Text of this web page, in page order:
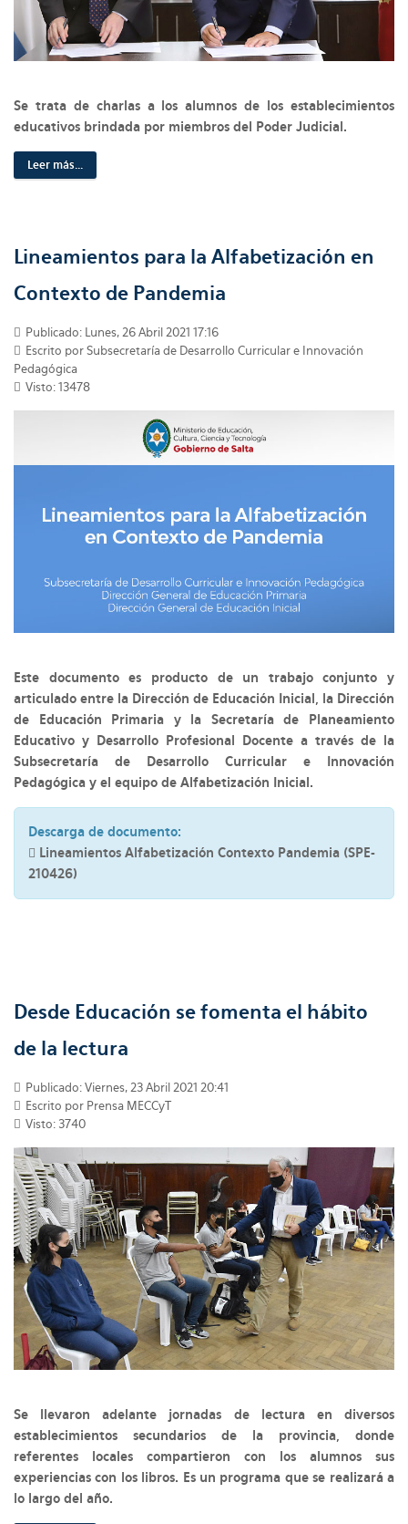
Se trata de charlas a los alumnos de los establecimientos
educativos brindada por miembros del Poder Judicial.
Leer más...
Lineamientos para la Alfabetización en
Contexto de Pandemia
Publicado: Lunes, 26 Abril 2021 17:16
Escrito por Subsecretaría de Desarrollo Curricular e Innovación
Pedagógica
Visto: 13478
Este documento es producto de un trabajo conjunto y
articulado entre la Dirección de Educación Inicial, la Dirección
de Educación Primaria y la Secretaría de Planeamiento
Educativo y Desarrollo Profesional Docente a través de la
Subsecretaría de Desarrollo Curricular e Innovación
Pedagógica y el equipo de Alfabetización Inicial.
Descarga de documento:
Lineamientos Alfabetización Contexto Pandemia (SPE-
210426)
Desde Educación se fomenta el hábito
de la lectura
Publicado: Viernes, 23 Abril 2021 20:41
Escrito por Prensa MECCyT
Visto: 3740
Se llevaron adelante jornadas de lectura en diversos
establecimientos secundarios de la provincia, donde
referentes locales compartieron con los alumnos sus
experiencias con los libros. Es un programa que se realizará a
lo largo del año.